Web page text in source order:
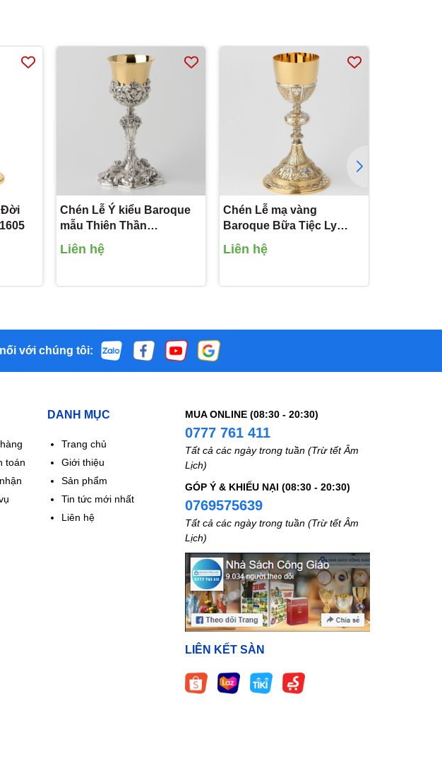
Đời
Chén Lễ Ý kiểu Baroque
mẫu Thiên Thần
CLXV71563
Liên hệ
Chén Lễ mạ vàng
Baroque Bữa Tiệc Ly
CLXV1568
Liên hệ
với chúng tôi:
toán
DANH MỤC
Trang chủ
Giới thiệu
Sản phẩm
Tin tức mới nhất
Liên hệ
MUA ONLINE (08:30 - 20:30)
0777 761 411
Tất cả các ngày trong tuần (Trừ tết Âm
Lịch)
GÓP Ý & KHIẾU NẠI (08:30 - 20:30)
0769575639
Tất cả các ngày trong tuần (Trừ tết Âm
Lịch)
LIÊN KẾT SÀN